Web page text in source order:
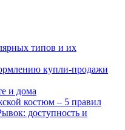
типов и их
купли-продажи
и дома
костюм – 5 правил
доступность и